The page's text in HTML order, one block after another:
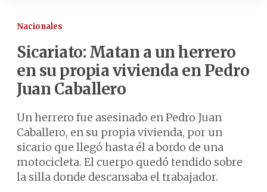
Nacionales
Sicariato: Matan a un herrero
en su propia vivienda en Pedro
Juan Caballero
Un herrero fue asesinado en Pedro Juan
Caballero, en su propia vivienda, por un
sicario que llegó hasta él a bordo de una
motocicleta. El cuerpo quedó tendido sobre
la silla donde descansaba el trabajador.